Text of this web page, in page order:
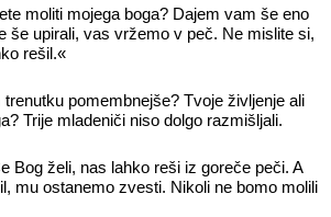
moliti mojega boga? Dajem vam še eno
še upirali, vas vržemo v peč. Ne mislite si,
rešil.«
trenutku pomembnejše? Tvoje življenje ali
Trije mladeniči niso dolgo razmišljali.
Bog želi, nas lahko reši iz goreče peči. A
mu ostanemo zvesti. Nikoli ne bomo molili